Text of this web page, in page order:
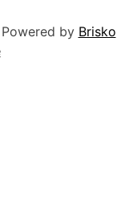
Powered by Brisko